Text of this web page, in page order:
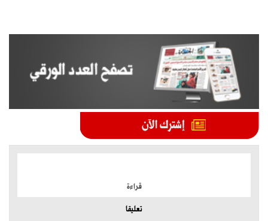
قراءة
تعليقا